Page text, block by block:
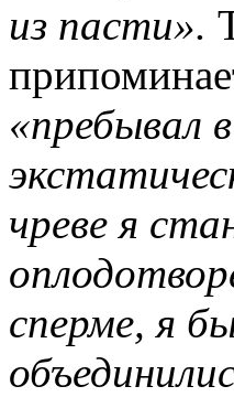
из пасти».
«пребывал
чреве я
сперме, я